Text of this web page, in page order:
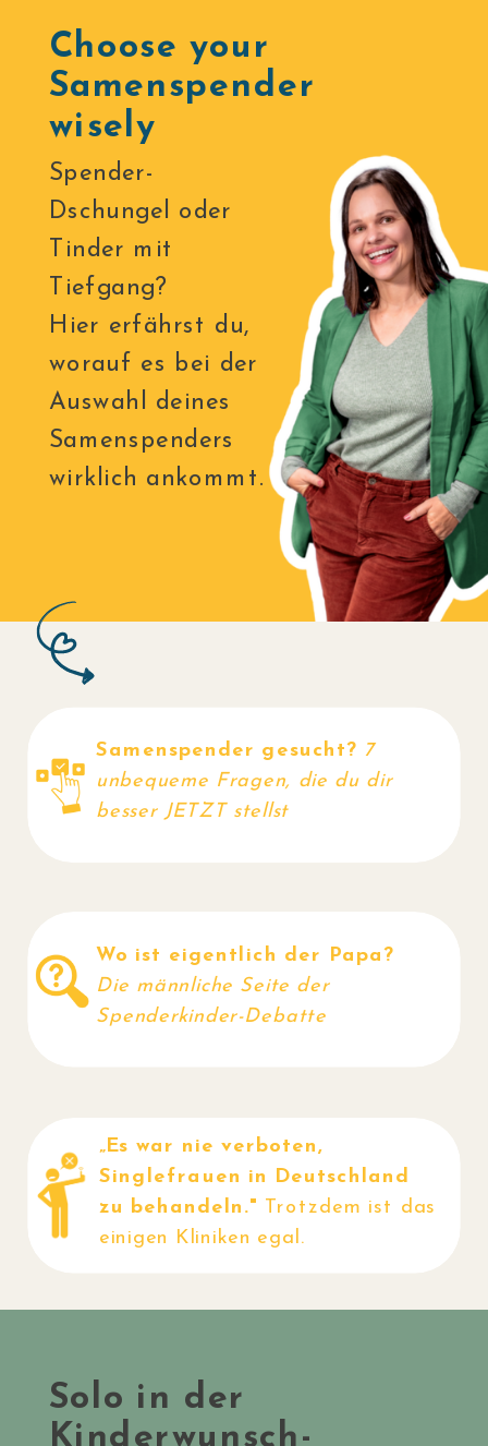
Spender-
Dschungel oder
Tinder mit
Tiefgang?
Hier erfährst du,
worauf es bei der
Auswahl deines
Samenspenders
wirklich ankommt.
Choose your
Samenspender
wisely
JETZT
LESEN
Samenspender gesucht? 7
unbequeme Fragen, die du dir
besser JETZT stellst
„Es war nie verboten,
Singlefrauen in Deutschland
zu behandeln." Trotzdem ist das
einigen Kliniken egal.
Wo ist eigentlich der Papa?
Die männliche Seite der
Spenderkinder-Debatte
Solo in der
Kinderwunsch-